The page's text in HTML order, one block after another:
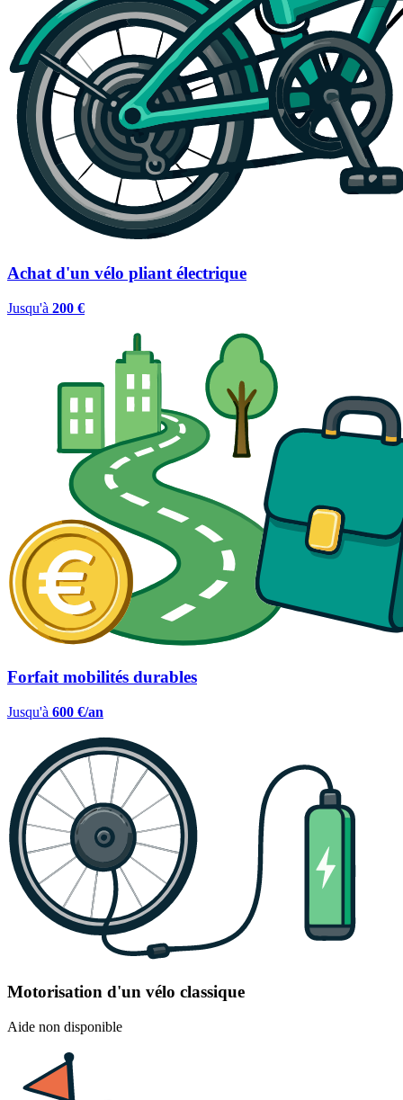
Achat d'un vélo pliant électrique
Jusqu'à 200 €
Forfait mobilités durables
Jusqu'à 600 €/an
Motorisation d'un vélo classique
Aide non disponible